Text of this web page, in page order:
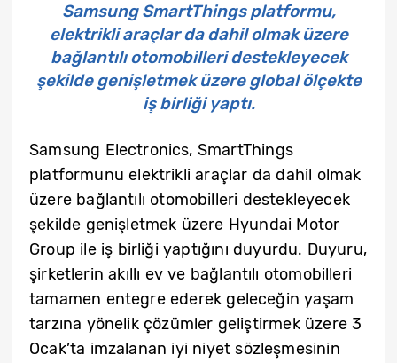
Samsung SmartThings platformu,
elektrikli araçlar da dahil olmak üzere
bağlantılı otomobilleri destekleyecek
şekilde genişletmek üzere global ölçekte
iş birliği yaptı.
Samsung Electronics, SmartThings
platformunu elektrikli araçlar da dahil olmak
üzere bağlantılı otomobilleri destekleyecek
şekilde genişletmek üzere Hyundai Motor
Group ile iş birliği yaptığını duyurdu. Duyuru,
şirketlerin akıllı ev ve bağlantılı otomobilleri
tamamen entegre ederek geleceğin yaşam
tarzına yönelik çözümler geliştirmek üzere 3
Ocak’ta imzalanan iyi niyet sözleşmesinin